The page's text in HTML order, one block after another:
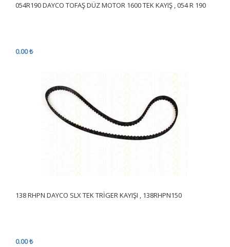
054R190 DAYCO TOFAŞ DÜZ MOTOR 1600 TEK KAYIŞ , 054 R 190
0.00 ₺
138 RHPN DAYCO SLX TEK TRİGER KAYIŞI , 138RHPN150
0.00 ₺